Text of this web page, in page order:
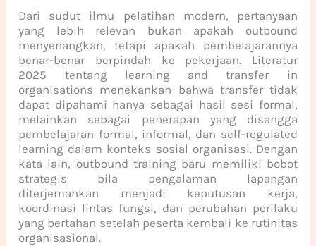
Dari sudut ilmu pelatihan modern, pertanyaan
yang lebih relevan bukan apakah outbound
menyenangkan, tetapi apakah pembelajarannya
benar-benar berpindah ke pekerjaan. Literatur
2025 tentang learning and transfer in
organisations menekankan bahwa transfer tidak
dapat dipahami hanya sebagai hasil sesi formal,
melainkan sebagai penerapan yang disangga
pembelajaran formal, informal, dan self-regulated
learning dalam konteks sosial organisasi. Dengan
kata lain, outbound training baru memiliki bobot
strategis bila pengalaman lapangan
diterjemahkan menjadi keputusan kerja,
koordinasi lintas fungsi, dan perubahan perilaku
yang bertahan setelah peserta kembali ke rutinitas
organisasional.